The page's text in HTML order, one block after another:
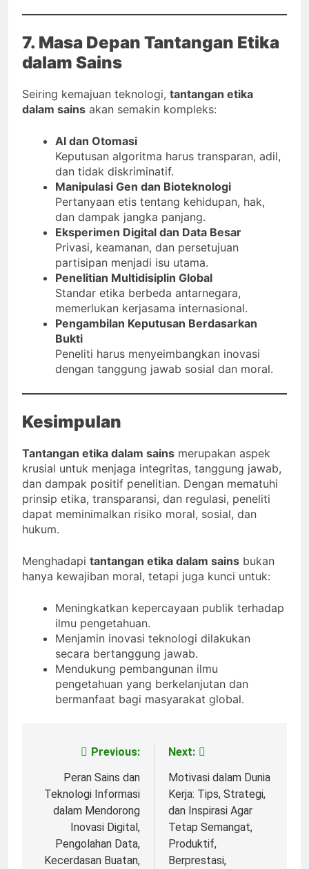
7. Masa Depan Tantangan Etika
dalam Sains
Seiring kemajuan teknologi, tantangan etika
dalam sains akan semakin kompleks:
AI dan Otomasi
Keputusan algoritma harus transparan, adil,
dan tidak diskriminatif.
Manipulasi Gen dan Bioteknologi
Pertanyaan etis tentang kehidupan, hak,
dan dampak jangka panjang.
Eksperimen Digital dan Data Besar
Privasi, keamanan, dan persetujuan
partisipan menjadi isu utama.
Penelitian Multidisiplin Global
Standar etika berbeda antarnegara,
memerlukan kerjasama internasional.
Pengambilan Keputusan Berdasarkan
Bukti
Peneliti harus menyeimbangkan inovasi
dengan tanggung jawab sosial dan moral.
Kesimpulan
Tantangan etika dalam sains merupakan aspek
krusial untuk menjaga integritas, tanggung jawab,
dan dampak positif penelitian. Dengan mematuhi
prinsip etika, transparansi, dan regulasi, peneliti
dapat meminimalkan risiko moral, sosial, dan
hukum.
Menghadapi tantangan etika dalam sains bukan
hanya kewajiban moral, tetapi juga kunci untuk:
Meningkatkan kepercayaan publik terhadap
ilmu pengetahuan.
Menjamin inovasi teknologi dilakukan
secara bertanggung jawab.
Mendukung pembangunan ilmu
pengetahuan yang berkelanjutan dan
bermanfaat bagi masyarakat global.
navigation
Previous:
Peran Sains dan
Teknologi Informasi
dalam Mendorong
Inovasi Digital,
Pengolahan Data,
Kecerdasan Buatan,
Next:
Motivasi dalam Dunia
Kerja: Tips, Strategi,
dan Inspirasi Agar
Tetap Semangat,
Produktif,
Berprestasi,